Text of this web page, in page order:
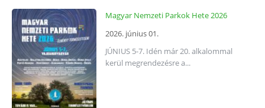
Magyar Nemzeti Parkok Hete 2026
2026. június 01.
JÚNIUS 5-7. Idén már 20. alkalommal
kerül megrendezésre a...